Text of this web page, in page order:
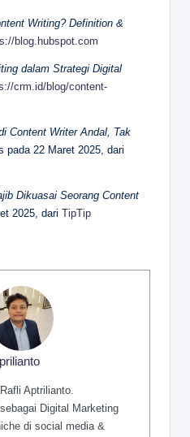
Writing? Definition &
blog.hubspot.com
dalam Strategi Digital
crm.id/blog/content-
Content Writer Andal, Tak
pada 22 Maret 2025, dari
Dikuasai Seorang Content
2025, dari TipTip
Aptrilianto.
Digital Marketing
di social media &